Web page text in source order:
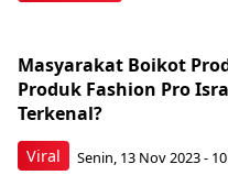
Viral
Masyarakat Boikot
Produk Fashion Pro
Terkenal?
Senin, 13 Nov 2023 -